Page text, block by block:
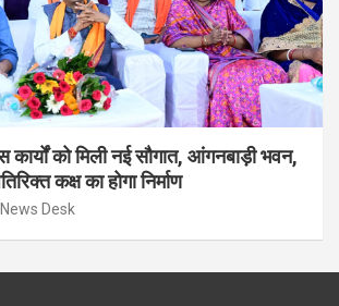
कार्यों को मिली नई सौगात, आंगनबाड़ी भवन,
कक्ष का होगा निर्माण
News Desk